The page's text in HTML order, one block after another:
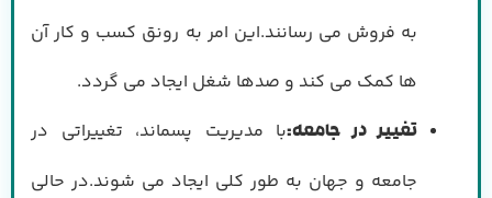
به فروش می رسانند.این امر به رونق کسب و کار آن
ها کمک می کند و صدها شغل ایجاد می گردد.
تغییر در جامعه:با مدیریت پسماند، تغییراتی در
جامعه و جهان به طور کلی ایجاد می شوند.در حالی